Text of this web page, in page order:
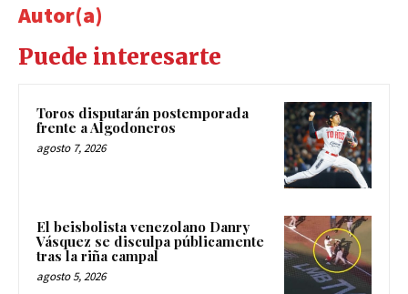
Autor(a)
Puede interesarte
Toros disputarán postemporada
frente a Algodoneros
agosto 7, 2026
El beisbolista venezolano Danry
Vásquez se disculpa públicamente
tras la riña campal
agosto 5, 2026